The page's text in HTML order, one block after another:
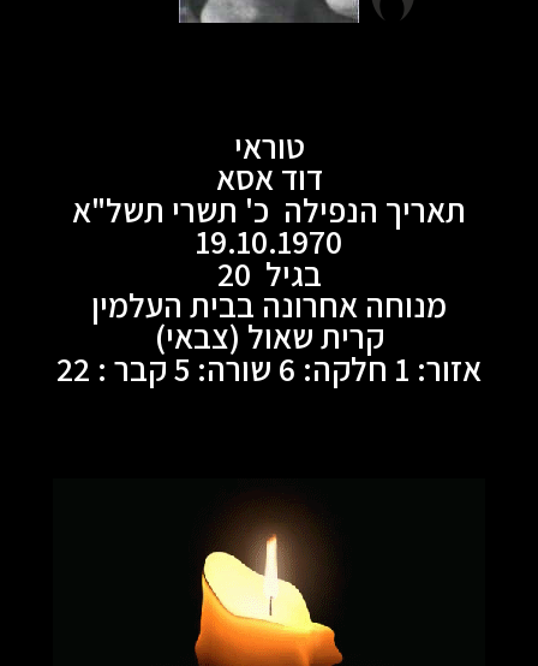
טוראי
דוד אסא
תאריך הנפילה כ' תשרי תשל"א
19.10.1970
בגיל 20
מנוחה אחרונה בבית העלמין
קרית שאול (צבאי)
אזור: 1 חלקה: 6 שורה: 5 קבר : 22